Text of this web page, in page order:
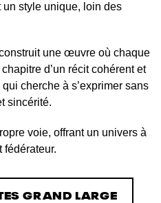
style unique, loin des
une œuvre où chaque
d’un récit cohérent et
cherche à s’exprimer sans
sincérité.
voie, offrant un univers à
fédérateur.
GRAND LARGE